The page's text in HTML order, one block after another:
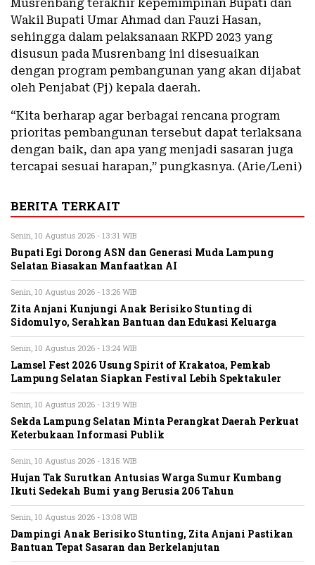
Musrenbang terakhir kepemimpinan Bupati dan
Wakil Bupati Umar Ahmad dan Fauzi Hasan,
sehingga dalam pelaksanaan RKPD 2023 yang
disusun pada Musrenbang ini disesuaikan
dengan program pembangunan yang akan dijabat
oleh Penjabat (Pj) kepala daerah.
“Kita berharap agar berbagai rencana program
prioritas pembangunan tersebut dapat terlaksana
dengan baik, dan apa yang menjadi sasaran juga
tercapai sesuai harapan,” pungkasnya. (Arie/Leni)
BERITA TERKAIT
Senin, 10 Agustus 2026 - 13:31 WIB
Bupati Egi Dorong ASN dan Generasi Muda Lampung
Selatan Biasakan Manfaatkan AI
Senin, 10 Agustus 2026 - 13:26 WIB
Zita Anjani Kunjungi Anak Berisiko Stunting di
Sidomulyo, Serahkan Bantuan dan Edukasi Keluarga
Senin, 10 Agustus 2026 - 13:24 WIB
Lamsel Fest 2026 Usung Spirit of Krakatoa, Pemkab
Lampung Selatan Siapkan Festival Lebih Spektakuler
Senin, 10 Agustus 2026 - 13:19 WIB
Sekda Lampung Selatan Minta Perangkat Daerah Perkuat
Keterbukaan Informasi Publik
Senin, 10 Agustus 2026 - 13:15 WIB
Hujan Tak Surutkan Antusias Warga Sumur Kumbang
Ikuti Sedekah Bumi yang Berusia 206 Tahun
Senin, 10 Agustus 2026 - 13:08 WIB
Dampingi Anak Berisiko Stunting, Zita Anjani Pastikan
Bantuan Tepat Sasaran dan Berkelanjutan